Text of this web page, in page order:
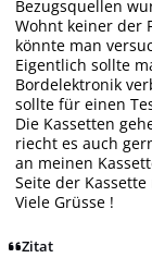
Bezugsquellen
Wohnt keiner der
könnte man
Eigentlich sollte
Bordelektronik
sollte für einen
Die Kassetten
riecht es auch
an meinen
Seite der
Viele Grüsse !
Zitat